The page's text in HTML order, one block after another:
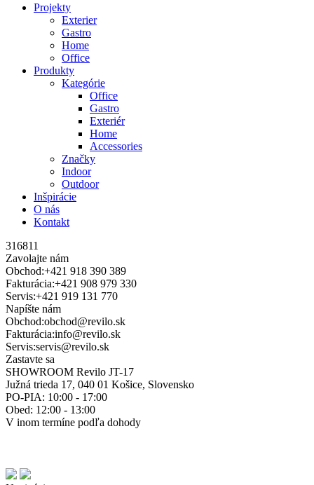
Projekty
Exterier
Gastro
Home
Office
Produkty
Kategórie
Office
Gastro
Exteriér
Home
Accessories
Značky
Indoor
Outdoor
Inšpirácie
O nás
Kontakt
316811
Zavolajte nám
Obchod:+421 918 390 389
Fakturácia:+421 908 979 330
Servis:+421 919 131 770
Napíšte nám
Obchod:obchod@revilo.sk
Fakturácia:info@revilo.sk
Servis:servis@revilo.sk
Zastavte sa
SHOWROOM Revilo JT-17
Južná trieda 17, 040 01 Košice, Slovensko
PO-PIA: 10:00 - 17:00
Obed: 12:00 - 13:00
V inom termíne podľa dohody